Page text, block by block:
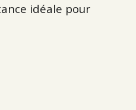
idéale pour